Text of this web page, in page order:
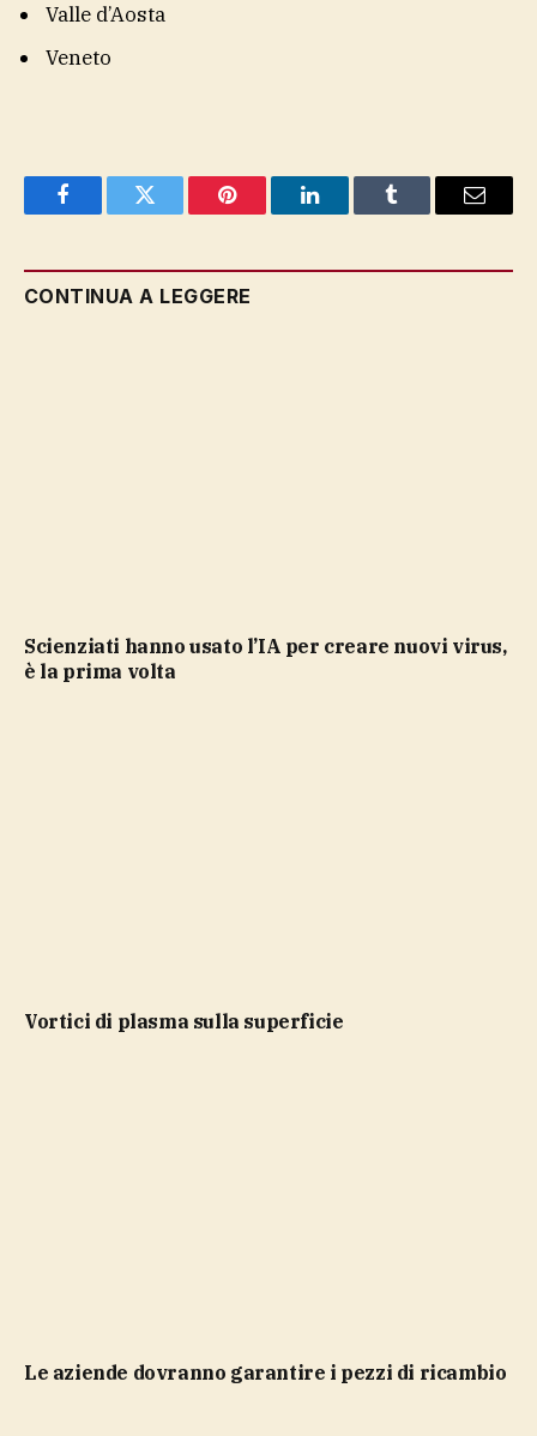
Valle d’Aosta
Veneto
FacebookTwitter Pinterest LinkedInTumblr Email
CONTINUA A LEGGERE
Scienziati hanno usato l’IA per creare nuovi virus,
è la prima volta
vortici di plasma sulla superficie
le aziende dovranno garantire i pezzi di ricambio